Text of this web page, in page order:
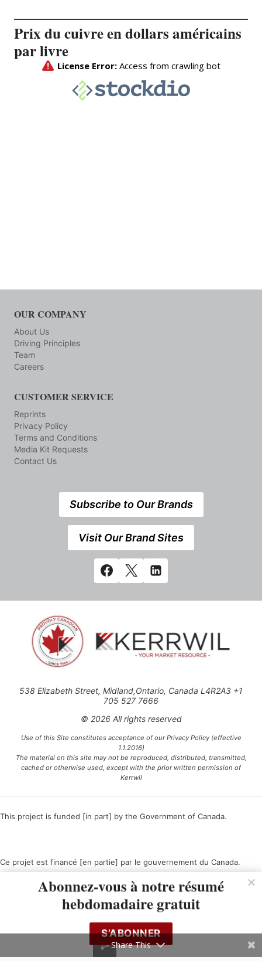
Prix du cuivre en dollars américains
par livre
OUR COMPANY
About Us
Driving Principles
Team
Careers
CUSTOMER SERVICE
Reprints
Privacy Policy
Terms and Conditions
Media Kit Requests
Contact Us
Subscribe to Our Brands
Visit Our Brand Sites
538 Elizabeth Street, Midland,Ontario, Canada L4R2A3 +1
705 527 7666
© 2026 All rights reserved
Use of this Site constitutes acceptance of our Privacy Policy (effective
1.1.2016)
The material on this site may not be reproduced, distributed, transmitted,
cached or otherwise used, except with the prior written permission of
Kerrwil
This project is funded [in part] by the Government of Canada.
Ce projet est financé [en partie] par le gouvernement du Canada.
Abonnez-vous à notre résumé
hebdomadaire gratuit
S’ABONNER
Share This